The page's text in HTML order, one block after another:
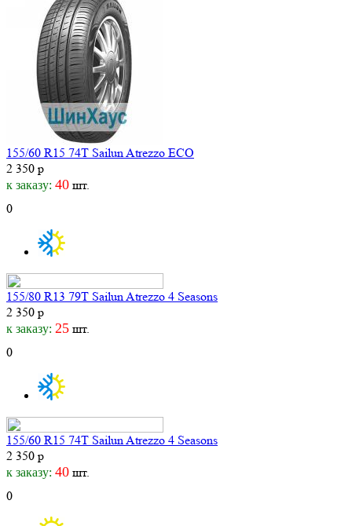
155/60 R15 74T Sailun Atrezzo ECO
2 350 р
к заказу: 40 шт.
0
155/80 R13 79T Sailun Atrezzo 4 Seasons
2 350 р
к заказу: 25 шт.
0
155/60 R15 74T Sailun Atrezzo 4 Seasons
2 350 р
к заказу: 40 шт.
0